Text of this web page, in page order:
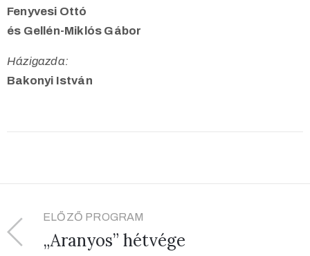
Fenyvesi Ottó
és Gellén-Miklós Gábor
Házigazda:
Bakonyi István
ELŐZŐ PROGRAM
„Aranyos” hétvége